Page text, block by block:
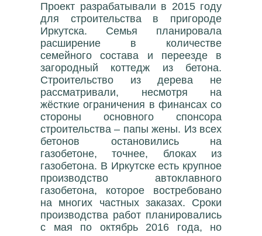
Проект разрабатывали в 2015 году
для строительства в пригороде
Иркутска. Семья планировала
расширение в количестве
семейного состава и переезде в
загородный коттедж из бетона.
Строительство из дерева не
рассматривали, несмотря на
жёсткие ограничения в финансах со
стороны основного спонсора
строительства – папы жены. Из всех
бетонов остановились на
газобетоне, точнее, блоках из
газобетона. В Иркутске есть крупное
производство автоклавного
газобетона, которое востребовано
на многих частных заказах. Сроки
производства работ планировались
с мая по октябрь 2016 года, но